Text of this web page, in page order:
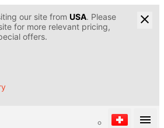
our site from USA. Please
for more relevant pricing,
offers.